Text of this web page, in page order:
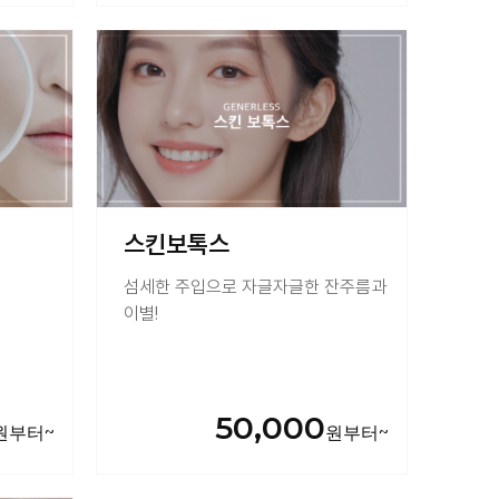
스킨보톡스
섬세한 주입으로 자글자글한 잔주름과
이별!
50,000